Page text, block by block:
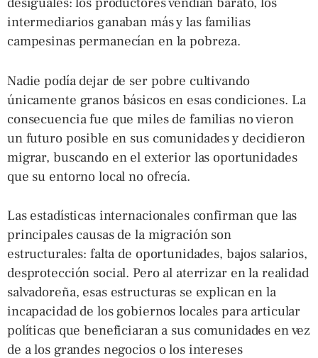
intermediarios ganaban más y las familias
campesinas permanecían en la pobreza.
Nadie podía dejar de ser pobre cultivando
únicamente granos básicos en esas condiciones. La
consecuencia fue que miles de familias no vieron
un futuro posible en sus comunidades y decidieron
migrar, buscando en el exterior las oportunidades
que su entorno local no ofrecía.
Las estadísticas internacionales confirman que las
principales causas de la migración son
estructurales: falta de oportunidades, bajos salarios,
desprotección social. Pero al aterrizar en la realidad
salvadoreña, esas estructuras se explican en la
incapacidad de los gobiernos locales para articular
políticas que beneficiaran a sus comunidades en vez
de a los grandes negocios o los intereses